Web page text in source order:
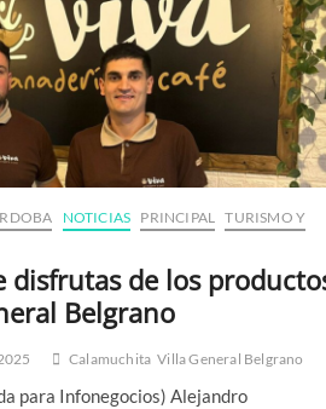
NOTICIAS PRINCIPAL
TURISMO Y
disfrutas de los
Belgrano
Calamuchita Villa General Belgrano
para Infonegocios) Alejandro